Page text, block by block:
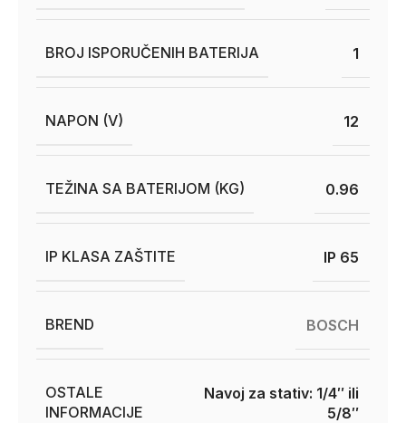
BROJ ISPORUČENIH BATERIJA 1
NAPON (V) 12
TEŽINA SA BATERIJOM (KG) 0.96
IP KLASA ZAŠTITE IP 65
BREND BOSCH
OSTALE
INFORMACIJE
Navoj za stativ: 1/4″ ili
5/8″